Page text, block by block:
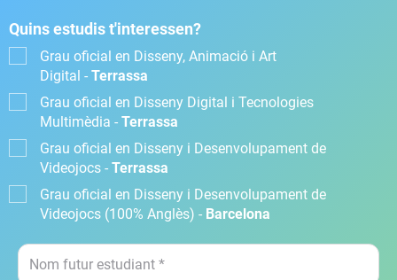
Quins estudis t'interessen?
Grau oficial en Disseny, Animació i Art
Digital - Terrassa
Grau oficial en Disseny Digital i Tecnologies
Multimèdia - Terrassa
Grau oficial en Disseny i Desenvolupament de
Videojocs - Terrassa
Grau oficial en Disseny i Desenvolupament de
Videojocs (100% Anglès) - Barcelona